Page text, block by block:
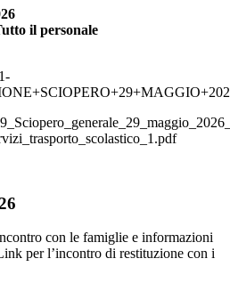
il personale
con le famiglie e informazioni
per l’incontro di restituzione con i